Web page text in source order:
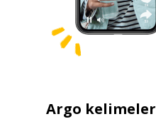
Argo kelimeler